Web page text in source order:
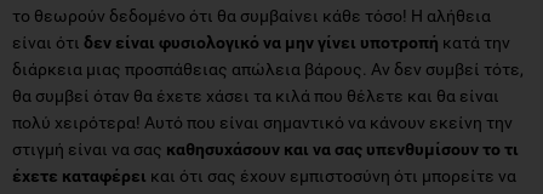
το θεωρούν δεδομένο ότι θα συμβαίνει κάθε τόσο! Η αλήθεια
είναι ότι δεν είναι φυσιολογικό να μην γίνει υποτροπή κατά την
διάρκεια μιας προσπάθειας απώλεια βάρους. Αν δεν συμβεί τότε,
θα συμβεί όταν θα έχετε χάσει τα κιλά που θέλετε και θα είναι
πολύ χειρότερα! Αυτό που είναι σημαντικό να κάνουν εκείνη την
στιγμή είναι να σας καθησυχάσουν και να σας υπενθυμίσουν το τι
έχετε καταφέρει και ότι σας έχουν εμπιστοσύνη ότι μπορείτε να